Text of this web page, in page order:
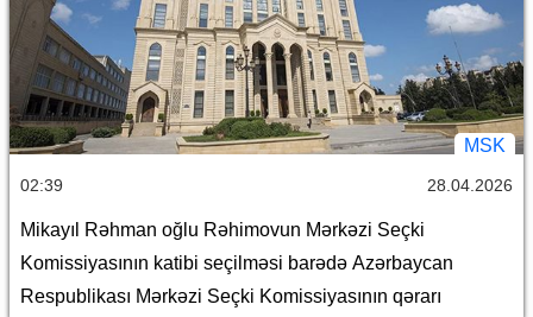
MSK
02:39 28.04.2026
Mikayıl Rəhman oğlu Rəhimovun Mərkəzi Seçki
Komissiyasının katibi seçilməsi barədə Azərbaycan
Respublikası Mərkəzi Seçki Komissiyasının qərarı